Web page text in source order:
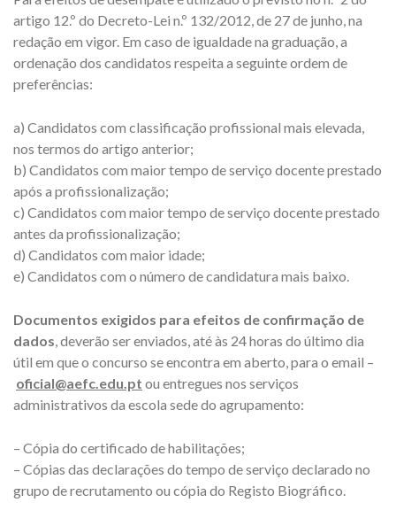
artigo 12.º do Decreto-Lei n.º 132/2012, de 27 de junho, na
redação em vigor. Em caso de igualdade na graduação, a
ordenação dos candidatos respeita a seguinte ordem de
preferências:
a) Candidatos com classificação profissional mais elevada,
nos termos do artigo anterior;
b) Candidatos com maior tempo de serviço docente prestado
após a profissionalização;
c) Candidatos com maior tempo de serviço docente prestado
antes da profissionalização;
d) Candidatos com maior idade;
e) Candidatos com o número de candidatura mais baixo.
Documentos exigidos para efeitos de confirmação de
dados, deverão ser enviados, até às 24 horas do último dia
útil em que o concurso se encontra em aberto, para o email –
oficial@aefc.edu.pt ou entregues nos serviços
administrativos da escola sede do agrupamento:
– Cópia do certificado de habilitações;
– Cópias das declarações do tempo de serviço declarado no
grupo de recrutamento ou cópia do Registo Biográfico.